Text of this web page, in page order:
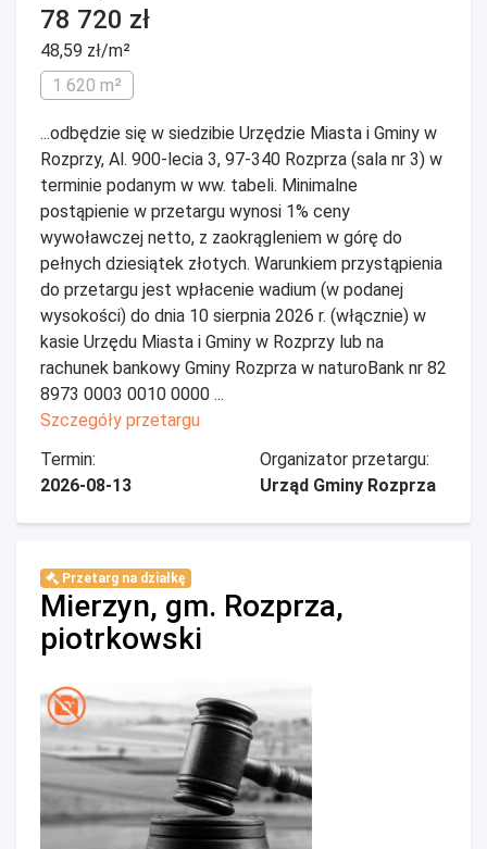
78 720 zł
48,59 zł/m²
1 620 m²
...odbędzie się w siedzibie Urzędzie Miasta i Gminy w
Rozprzy, Al. 900-lecia 3, 97-340 Rozprza (sala nr 3) w
terminie podanym w ww. tabeli. Minimalne
postąpienie w przetargu wynosi 1% ceny
wywoławczej netto, z zaokrągleniem w górę do
pełnych dziesiątek złotych. Warunkiem przystąpienia
do przetargu jest wpłacenie wadium (w podanej
wysokości) do dnia 10 sierpnia 2026 r. (włącznie) w
kasie Urzędu Miasta i Gminy w Rozprzy lub na
rachunek bankowy Gminy Rozprza w naturoBank nr 82
8973 0003 0010 0000 ...
Szczegóły przetargu
Termin:
2026-08-13
Organizator przetargu:
Urząd Gminy Rozprza
Przetarg na działkę
Mierzyn, gm. Rozprza,
piotrkowski